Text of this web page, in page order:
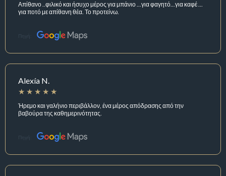
Απίθανο ..φιλικό και ήσυχο μέρος για μπάνιο ...για φαγητό...για καφέ ...
για ποτό με απίθανη θέα. Το προτείνω.
Πηγή:
Alexía N.
Ήρεμο και γαλήνιο περιβάλλον, ένα μέρος απόδρασης από την
βαβούρα της καθημερινότητας.
Πηγή: